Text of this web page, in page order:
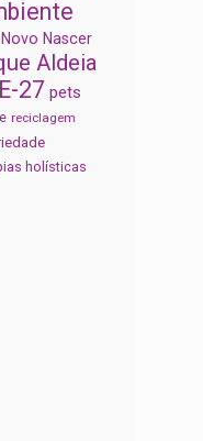
Novo Nascer
Aldeia
27 pets
reciclagem
holísticas